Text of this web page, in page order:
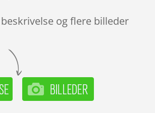
og flere billeder